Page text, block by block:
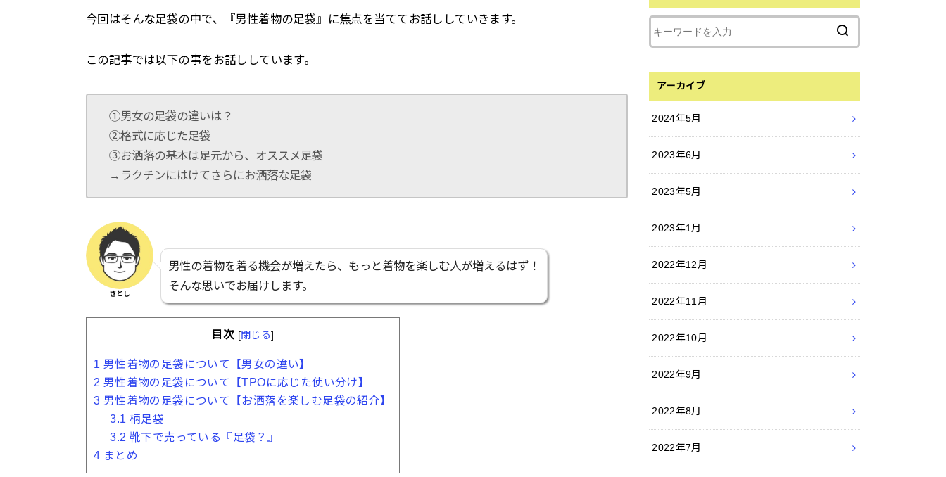
今回はそんな足袋の中で、『男性着物の足袋』に焦点を当ててお話ししていきます。
この記事では以下の事をお話ししています。
①男女の足袋の違いは？
②格式に応じた足袋
③お洒落の基本は足元から、オススメ足袋
→ラクチンにはけてさらにお洒落な足袋
さとし
男性の着物を着る機会が増えたら、もっと着物を楽しむ人が増えるはず！
そんな思いでお届けします。
目次 [閉じる]
1 男性着物の足袋について【男女の違い】
2 男性着物の足袋について【TPOに応じた使い分け】
3 男性着物の足袋について【お洒落を楽しむ足袋の紹介】
3.1 柄足袋
3.2 靴下で売っている『足袋？』
4 まとめ
アーカイブ
2024年5月
2023年6月
2023年5月
2023年1月
2022年12月
2022年11月
2022年10月
2022年9月
2022年8月
2022年7月